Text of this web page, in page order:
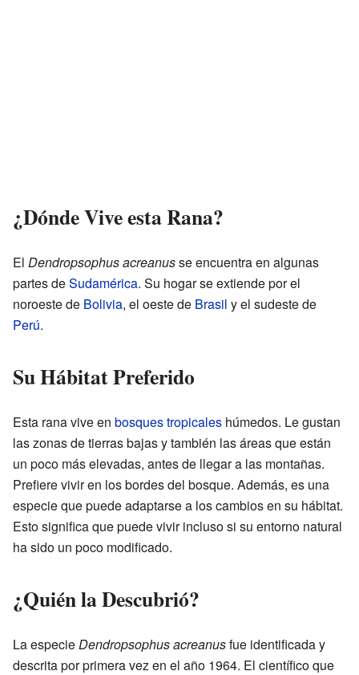
¿Dónde Vive esta Rana?
El Dendropsophus acreanusse encuentra en algunas
partes deSudamérica. Su hogar se extiende por el
noroeste de Bolivia, el oeste de Brasil y el sudeste de
Perú.
Su Hábitat Preferido
Esta rana vive en bosques tropicales húmedos. Le gustan
las zonas de tierras bajas y también las áreas que están
un poco más elevadas, antes de llegar a las montañas.
Prefiere vivir en los bordes del bosque. Además, es una
especie que puede adaptarse a los cambios en su hábitat.
Esto significa que puede vivir incluso si su entorno natural
ha sido un poco modificado.
¿Quién la Descubrió?
La especieDendropsophus acreanusfue identificada y
descrita por primera vez en el año 1964. El científico que